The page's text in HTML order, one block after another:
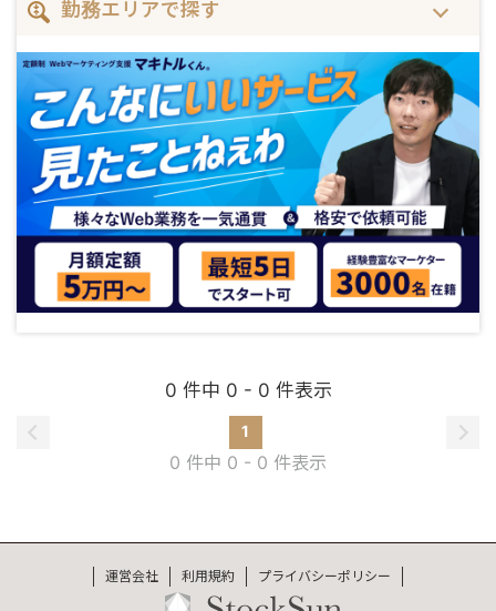
勤務エリアで探す
0 件中 0 - 0 件表示
1
0 件中 0 - 0 件表示
運営会社 利用規約 プライバシーポリシー